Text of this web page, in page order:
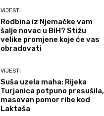
VIJESTI
Rodbina iz Njemačke vam
šalje novac u BiH? Stižu
velike promjene koje će vas
obradovati
VIJESTI
Suša uzela maha: Rijeka
Turjanica potpuno presušila,
masovan pomor ribe kod
Laktaša